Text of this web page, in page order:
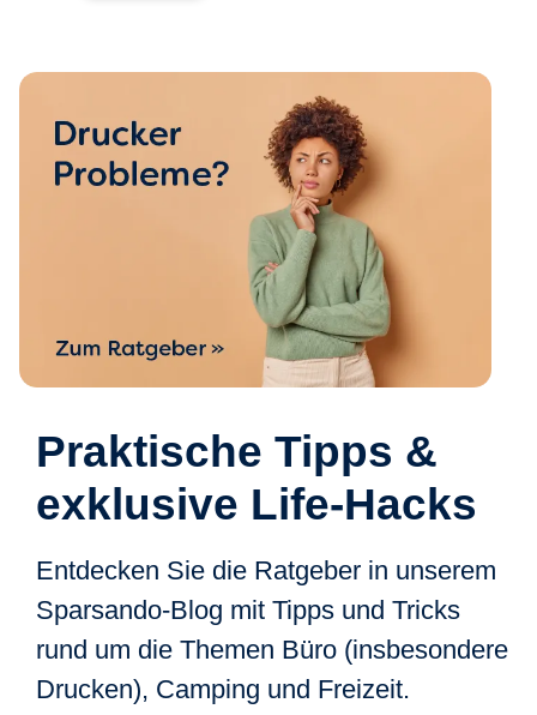
Praktische Tipps &
exklusive Life-Hacks
Entdecken Sie die Ratgeber in unserem
Sparsando-Blog mit Tipps und Tricks
rund um die Themen Büro (insbesondere
Drucken), Camping und Freizeit.